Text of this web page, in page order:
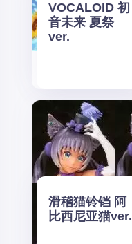
VOCALOID 初
音未来 夏祭
ver.
滑稽猫铃铛 阿
比西尼亚猫ver.